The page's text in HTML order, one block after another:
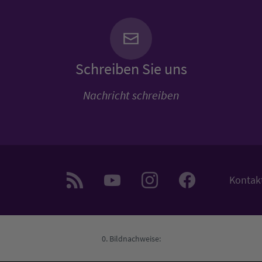
Schreiben Sie uns
Nachricht schreiben
Bildnachweise: